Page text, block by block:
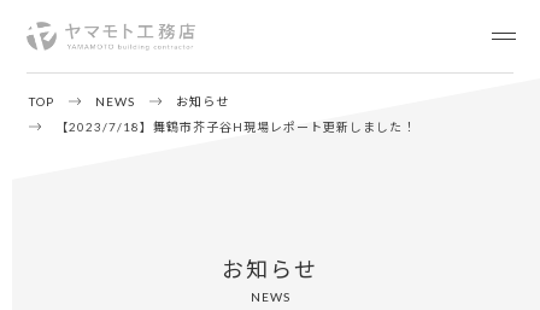
TOP NEWS
お知らせ
【2023/7/18】舞鶴市芥子谷H現場レポート更新しました！
お知らせ
NEWS